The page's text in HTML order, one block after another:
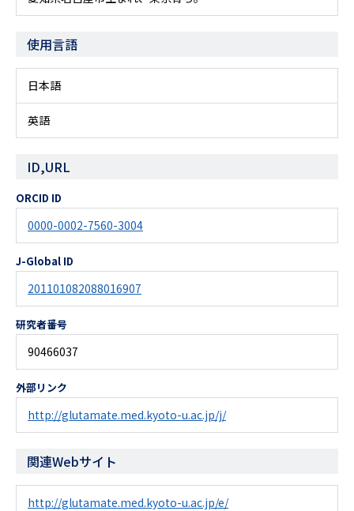
使用言語
日本語
英語
ID,URL
ORCID ID
0000-0002-7560-3004
J-Global ID
201101082088016907
研究者番号
90466037
外部リンク
http://glutamate.med.kyoto-u.ac.jp/j/
関連Webサイト
http://glutamate.med.kyoto-u.ac.jp/e/